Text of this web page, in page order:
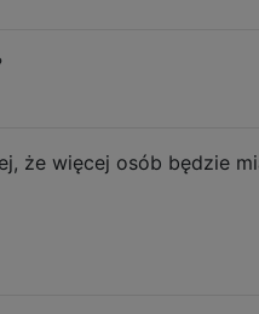
że więcej osób będzie